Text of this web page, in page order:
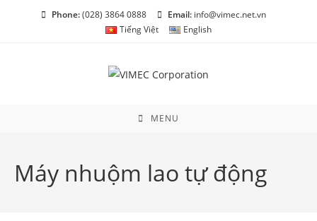
Phone:(028) 3864 0888 Email:info@vimec.net.vn
Tiếng Việt
English
MENU
Máy nhuộm lao tự động